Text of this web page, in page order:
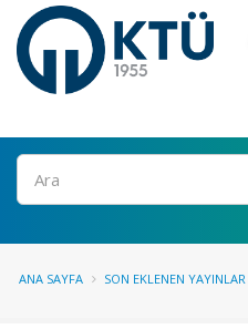
Ara
ANA SAYFA SON EKLENEN YAYINLAR